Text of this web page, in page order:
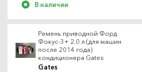
В наличии
Ремень приводной Форд
Фокус-3+ 2.0 л (для машин
после 2014 года)
кондиционера Gates
Gates